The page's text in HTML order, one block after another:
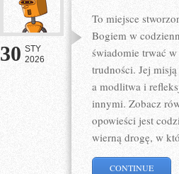
30 STY
2026
To miejsce
Bogiem w
świadomie trwać
trudności. Jej
a modlitwa i
innymi. Zobacz
opowieści jest
wierną drogę, w
CONTINUE